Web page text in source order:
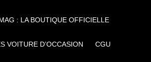
: LA BOUTIQUE OFFICIELLE
VOITURE D’OCCASION CGU